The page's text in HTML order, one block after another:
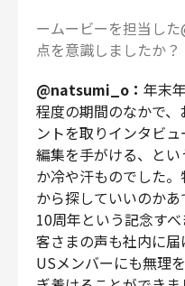
ームービーを担当し
点を意識しましたか？
@natsumi_o： 年末
程度の期間のなかで
ントを取りインタビュ
編集を手がける、と
か冷や汗ものでした
から探していいのかあ
10周年という記念す
客さまの声も社内に届
USメンバーにも無理